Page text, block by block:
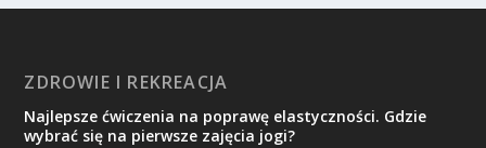
ZDROWIE I REKREACJA
Najlepsze ćwiczenia na poprawę elastyczności. Gdzie
wybrać się na pierwsze zajęcia jogi?